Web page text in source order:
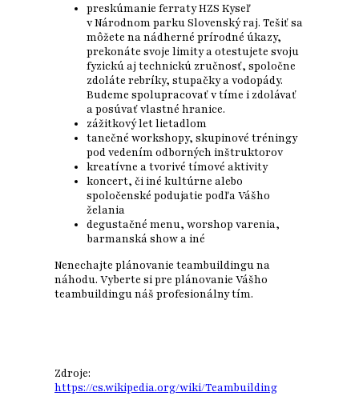
preskúmanie ferraty HZS Kyseľ
v Národnom parku Slovenský raj. Tešiť sa
môžete na nádherné prírodné úkazy,
prekonáte svoje limity a otestujete svoju
fyzickú aj technickú zručnosť, spoločne
zdoláte rebríky, stupačky a vodopády.
Budeme spolupracovať v tíme i zdolávať
a posúvať vlastné hranice.
zážitkový let lietadlom
tanečné workshopy, skupinové tréningy
pod vedením odborných inštruktorov
kreatívne a tvorivé tímové aktivity
koncert, či iné kultúrne alebo
spoločenské podujatie podľa Vášho
želania
degustačné menu, worshop varenia,
barmanská show a iné
Nenechajte plánovanie teambuildingu na
náhodu. Vyberte si pre plánovanie Vášho
teambuildingu náš profesionálny tím.
Zdroje:
https://cs.wikipedia.org/wiki/Teambuilding